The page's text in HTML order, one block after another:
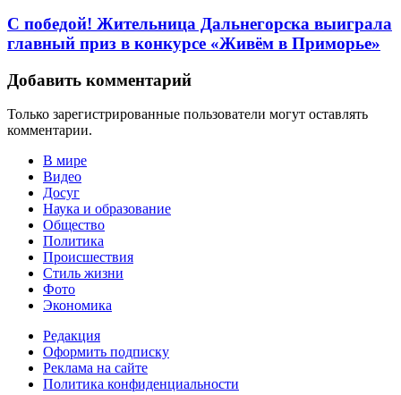
С победой! Жительница Дальнегорска выиграла
главный приз в конкурсе «Живём в Приморье»
Добавить комментарий
Только зарегистрированные пользователи могут оставлять
комментарии.
В мире
Видео
Досуг
Наука и образование
Общество
Политика
Происшествия
Стиль жизни
Фото
Экономика
Редакция
Оформить подписку
Реклама на сайте
Политика конфиденциальности